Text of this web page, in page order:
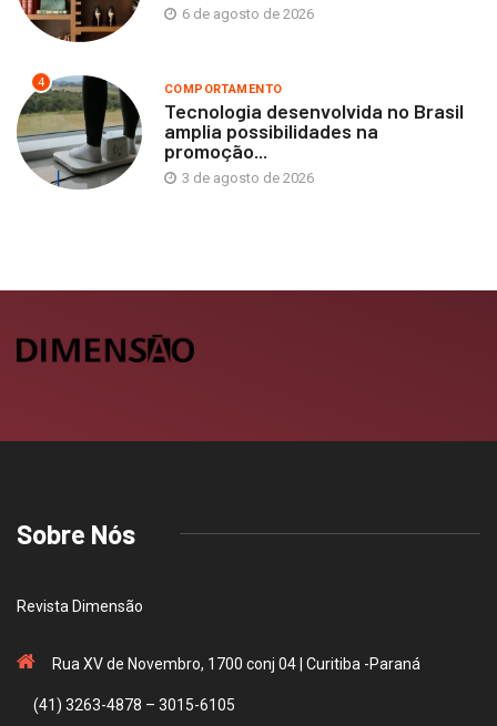
6 de agosto de 2026
4 COMPORTAMENTO
Tecnologia desenvolvida no Brasil
amplia possibilidades na
promoção...
3 de agosto de 2026
Sobre Nós
Revista Dimensão
Rua XV de Novembro, 1700 conj 04 | Curitiba -Paraná
(41) 3263-4878 – 3015-6105